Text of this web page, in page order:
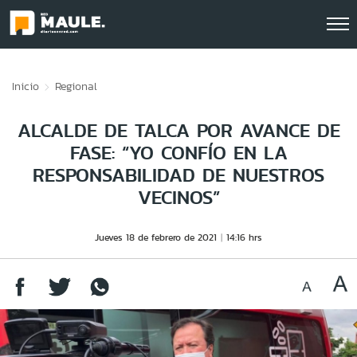
Inicio Regional
ALCALDE DE TALCA POR AVANCE DE
FASE: “YO CONFÍO EN LA
RESPONSABILIDAD DE NUESTROS
VECINOS”
Jueves 18 de febrero de 2021 14:16 hrs